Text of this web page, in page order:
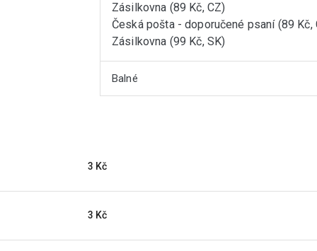
Zásilkovna (89 Kč, CZ)
Česká pošta - doporučené psaní (89 Kč,
Zásilkovna (99 Kč, SK)
Balné
3 Kč
3 Kč